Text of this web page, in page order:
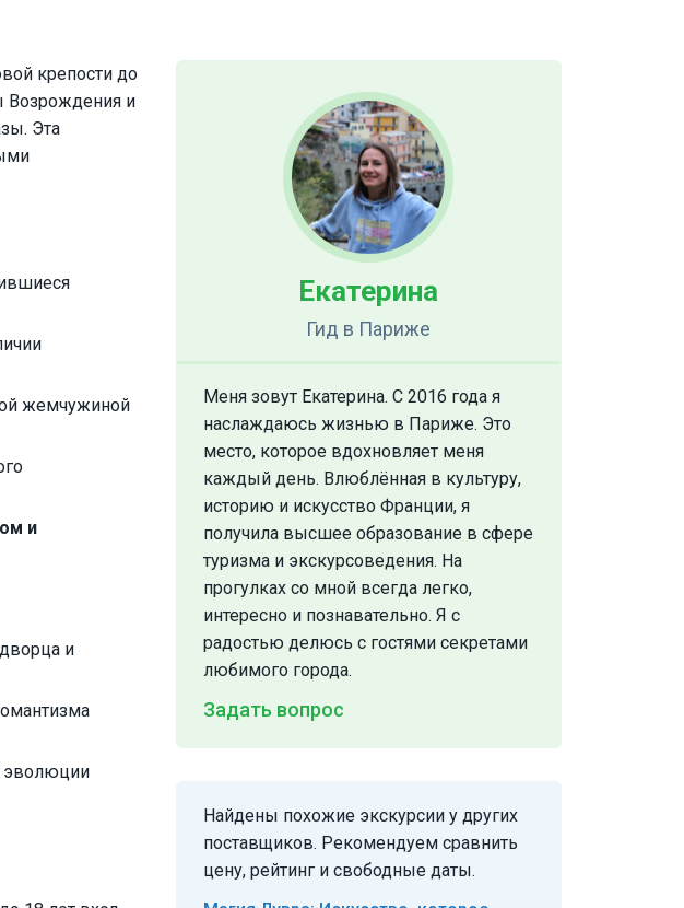
крепости до
Возрождения и
Эта
жемчужиной
и
и
эволюции
Екатерина
Гид в Париже
Меня зовут Екатерина. С 2016 года я
наслаждаюсь жизнью в Париже. Это
место, которое вдохновляет меня
каждый день. Влюблённая в культуру,
историю и искусство Франции, я
получила высшее образование в сфере
туризма и экскурсоведения. На
прогулках со мной всегда легко,
интересно и познавательно. Я с
радостью делюсь с гостями секретами
любимого города.
Задать вопрос
Найдены похожие экскурсии у других
поставщиков. Рекомендуем сравнить
цену, рейтинг и свободные даты.